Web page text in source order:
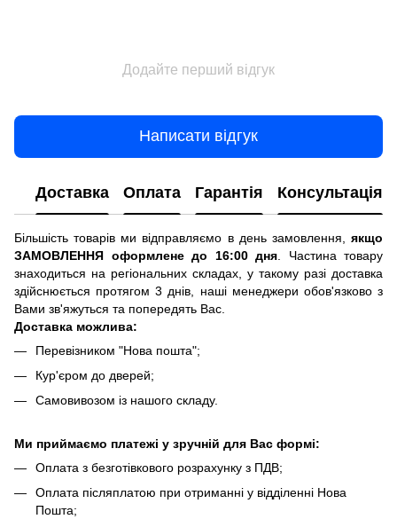
Додайте перший відгук
Написати відгук
Доставка Оплата Гарантія Консультація
Більшість товарів ми відправляємо в день замовлення, якщо
ЗАМОВЛЕННЯ оформлене до 16:00 дня . Частина товару
знаходиться на регіональних складах, у такому разі доставка
здійснюється протягом 3 днів, наші менеджери обов'язково з
Вами зв'яжуться та попередять Вас.
Доставка можлива:
Перевізником "Нова пошта";
Кур'єром до дверей;
Самовивозом із нашого складу.
Ми приймаємо платежі у зручній для Вас формі:
Оплата з безготівкового розрахунку з ПДВ;
Оплата післяплатою при отриманні у відділенні Нова
Пошта;